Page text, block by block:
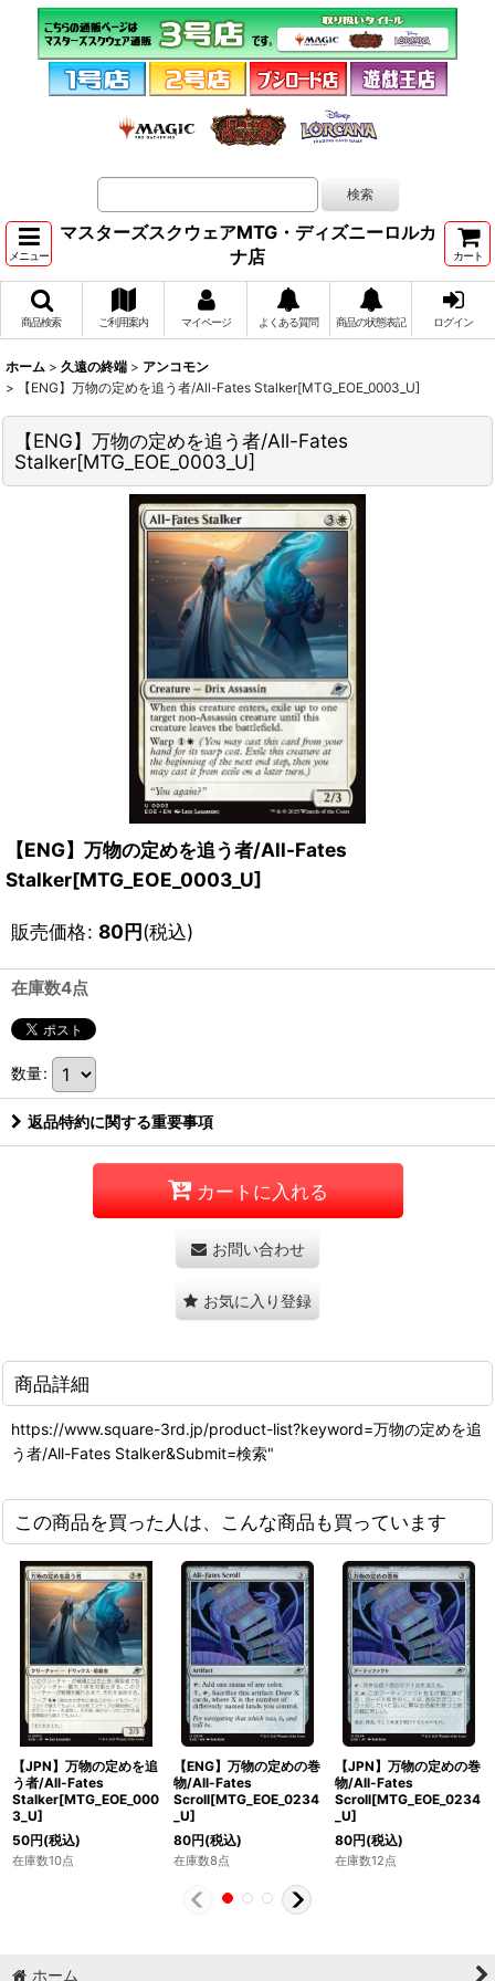
メニュー
マスターズスクウェアMTG・ディズニーロルカ
ナ店
カート
商品検索 ご利用案内 マイページ よくある質問 商品の状態表記 ログイン
ホーム > 久遠の終端 > アンコモン
>
【ENG】万物の定めを追う者/All-Fates Stalker[MTG_EOE_0003_U]
【ENG】万物の定めを追う者/All-Fates
Stalker[MTG_EOE_0003_U]
【ENG】万物の定めを追う者/All-Fates
Stalker[MTG_EOE_0003_U]
販売価格: 80円(税込)
在庫数4点
数量:
返品特約に関する重要事項
カートに入れる
お問い合わせ
お気に入り登録
商品詳細
https://www.square-3rd.jp/product-list?keyword=万物の定めを追
う者/All-Fates Stalker&Submit=検索"
この商品を買った人は、こんな商品も買っています
【JPN】万物の定めを追
う者/All-Fates
Stalker[MTG_EOE_000
3_U]
50円(税込)
在庫数10点
【ENG】万物の定めの巻
物/All-Fates
Scroll[MTG_EOE_0234
_U]
80円(税込)
在庫数8点
【JPN】万物の定めの巻
物/All-Fates
Scroll[MTG_EOE_0234
_U]
80円(税込)
在庫数12点
ホーム